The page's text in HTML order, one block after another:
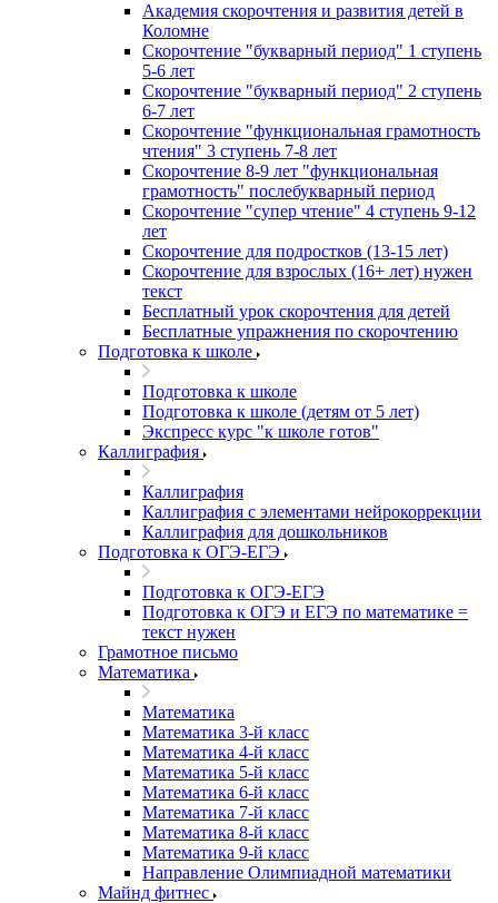
Академия скорочтения и развития детей в
Коломне
Скорочтение "букварный период" 1 ступень
5-6 лет
Cкорочтение "букварный период" 2 ступень
6-7 лет
Скорочтение "функциональная грамотность
чтения" 3 ступень 7-8 лет
Скорочтение 8-9 лет "функциональная
грамотность" послебукварный период
Скорочтение "супер чтение" 4 ступень 9-12
лет
Скорочтение для подростков (13-15 лет)
Cкорочтение для взрослых (16+ лет) нужен
текст
Бесплатный урок скорочтения для детей
Бесплатные упражнения по скорочтению
Подготовка к школе
Подготовка к школе
Подготовка к школе (детям от 5 лет)
Экспресс курс "к школе готов"
Каллиграфия
Каллиграфия
Каллиграфия с элементами нейрокоррекции
Каллиграфия для дошкольников
Подготовка к ОГЭ-ЕГЭ
Подготовка к ОГЭ-ЕГЭ
Подготовка к ОГЭ и ЕГЭ по математике =
текст нужен
Грамотное письмо
Математика
Математика
Математика 3-й класс
Математика 4-й класс
Математика 5-й класс
Математика 6-й класс
Математика 7-й класс
Математика 8-й класс
Математика 9-й класс
Направление Олимпиадной математики
Майнд фитнес